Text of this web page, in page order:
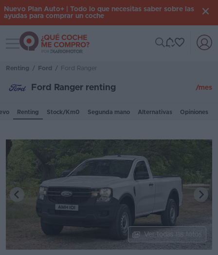
Iniciar
Coches
Renting
Suscripción
Stock
KM
Nuevo Plan Auto+ | Todo lo que necesitas saber sobre las
ayudas para comprar un coche
Toggle navigation
Renting / Ford / Ford Ranger
Ford Ranger renting /mes
Renting Stock/Km0 Segunda mano Alternativas Opiniones
Ver todas las fotos